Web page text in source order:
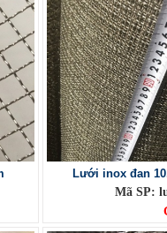
Lưới inox đan
Mã SP: